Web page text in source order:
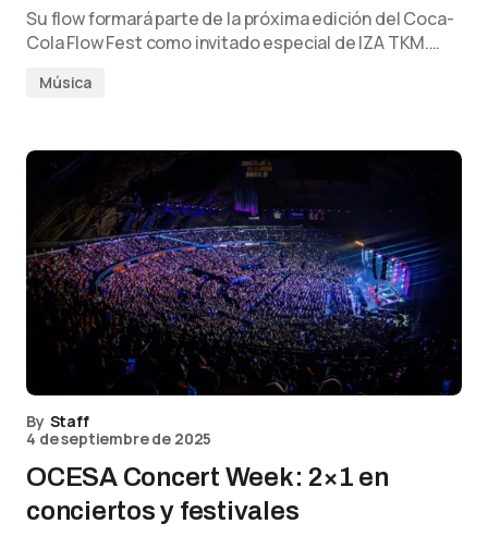
Su flow formará parte de la próxima edición del Coca-
Cola Flow Fest como invitado especial de IZA TKM.…
Música
By Staff
4 de septiembre de 2025
OCESA Concert Week: 2×1 en
conciertos y festivales